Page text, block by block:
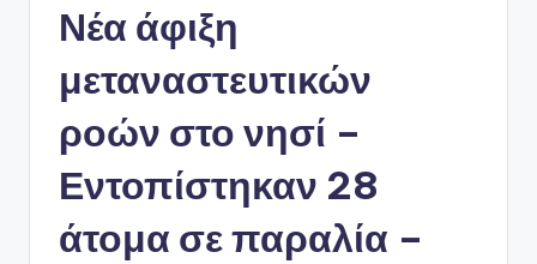
Νέα άφιξη
μεταναστευτικών
ροών στο νησί –
Εντοπίστηκαν 28
άτομα σε παραλία –